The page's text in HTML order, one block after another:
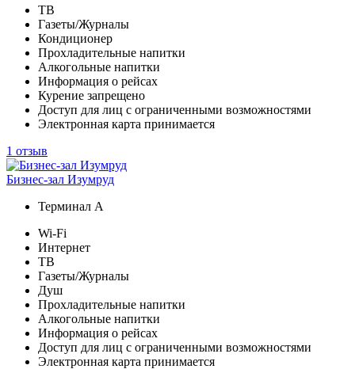
ТВ
Газеты/Журналы
Кондиционер
Прохладительные напитки
Алкогольные напитки
Информация о рейсах
Курение запрещено
Доступ для лиц с ограниченными возможностями
Электронная карта принимается
1 отзыв
Бизнес-зал Изумруд
Терминал А
Wi-Fi
Интернет
ТВ
Газеты/Журналы
Душ
Прохладительные напитки
Алкогольные напитки
Информация о рейсах
Доступ для лиц с ограниченными возможностями
Электронная карта принимается